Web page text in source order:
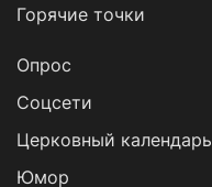
Горячие точки
Опрос
Cоцсети
Церковный календарь
Юмор